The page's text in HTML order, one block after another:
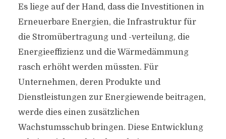
Es liege auf der Hand, dass die Investitionen in
Erneuerbare Energien, die Infrastruktur für
die Stromübertragung und -verteilung, die
Energieeffizienz und die Wärmedämmung
rasch erhöht werden müssten. Für
Unternehmen, deren Produkte und
Dienstleistungen zur Energiewende beitragen,
werde dies einen zusätzlichen
Wachstumsschub bringen. Diese Entwicklung